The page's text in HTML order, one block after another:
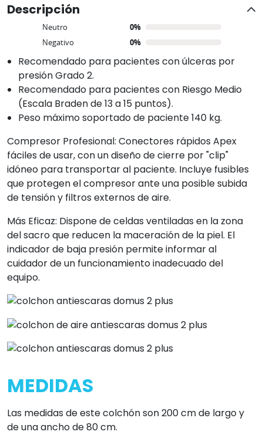
Positivo
Neutro
0%
Negativo
0%
Descripción
CARACTERÍSTICAS
Recomendado para pacientes con úlceras por
presión Grado 2.
Recomendado para pacientes con Riesgo Medio
(Escala Braden de 13 a 15 puntos).
Peso máximo soportado de paciente 140 kg.
Compresor Profesional: Conectores rápidos Apex
fáciles de usar, con un diseño de cierre por "clip"
idóneo para transportar al paciente. Incluye fusibles
que protegen el compresor ante una posible subida
de tensión y filtros externos de aire.
Más Eficaz: Dispone de celdas ventiladas en la zona
del sacro que reducen la maceración de la piel. El
indicador de baja presión permite informar al
cuidador de un funcionamiento inadecuado del
equipo.
MEDIDAS
Las medidas de este colchón son 200 cm de largo y
de una ancho de 80 cm.